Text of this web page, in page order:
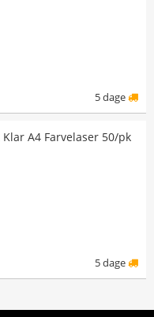
5 dage
A4 Farvelaser 50/pk
5 dage